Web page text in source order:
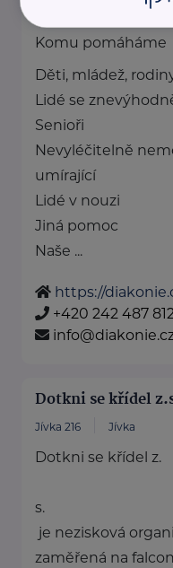
Praha 2
Komu pomáháme
Děti, mládež,
Lidé se
Senioři
Nevyléčitelně
umírající
Lidé v nouzi
Jiná pomoc
Naše ...
https://
+420 242 487
Dotkni se křídel
Jívka 216 Jívka
Dotkni se křídel z.
s.
je nezisková
zaměřená na